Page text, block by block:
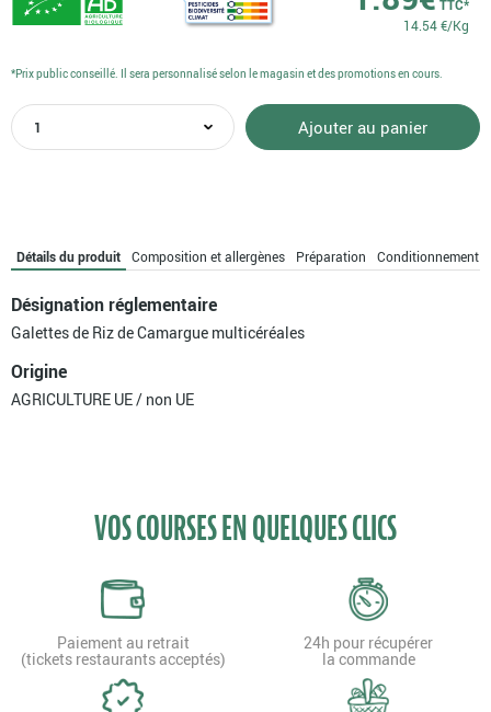
TTC*
14.54 €/Kg
quantité
de
Camargue
multicéréales
bio
Ajouter au panier
*Prix public conseillé. Il sera personnalisé selon le magasin et des promotions en cours.
Détails du produit Composition et allergènes Préparation Conditionnement
Désignation réglementaire
Galettes de Riz de Camargue multicéréales
Origine
AGRICULTURE UE / non UE
VOS COURSES EN QUELQUES CLICS
Paiement au retrait
(tickets restaurants acceptés)
24h pour récupérer
la commande